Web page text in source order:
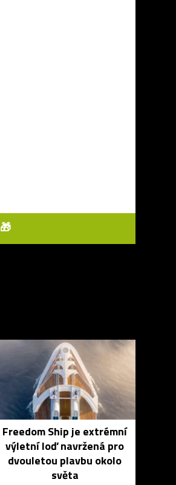
🎁
Freedom Ship je extrémní
výletní loď navržená pro
dvouletou plavbu okolo
světa